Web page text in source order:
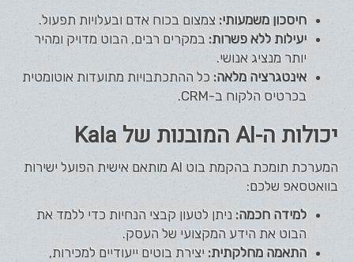
חיסכון משמעותי: צמצום בכוח אדם ובעלויות תפעול.
יעילות ללא פשרות: במקרים רבים, הבוט מדויק ומהיר
יותר מנציג אנושי.
אינטגרציה מלאה: כל ההתכתבויות מתועדות אוטומטית
בכרטיס הלקוח ב-CRM.
יכולות ה-AI המובנות של Kala
המערכת תומכת בהקמת בוט AI מותאם אישית הפועל ישירות
בוואטסאפ שלכם:
למידה חכמה: ניתן לטעון קבצי הנחיות כדי ללמד את
הבוט את הידע המקצועי של העסק.
התאמה מחלקתית: יצירת בוטים ייעודיים למכירות,